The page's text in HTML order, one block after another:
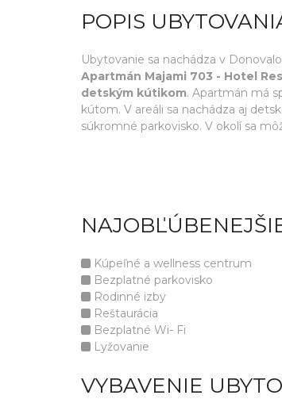
POPIS
Ubytovanie sa nachádza v
Apartmán Majami 703 - Hotel
detským kútikom. Apartmán má
kútom. V areáli sa nachádza aj
súkromné parkovisko. V okolí sa
Kúpeľné a wellness centrum
Bezplatné parkovisko
Rodinné izby
Reštaurácia
Bezplatné Wi- Fi
Lyžovanie
VYBAVENIE